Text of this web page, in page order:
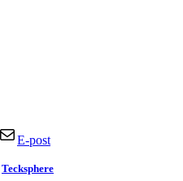
E-post
Tecksphere